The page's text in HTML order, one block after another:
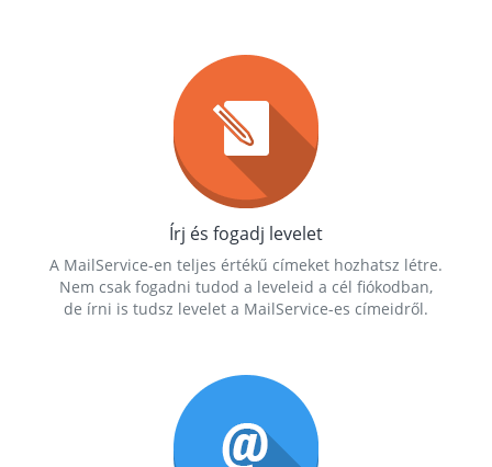
Írj és fogadj levelet
A MailService-en teljes értékű címeket hozhatsz létre.
Nem csak fogadni tudod a leveleid a cél fiókodban,
de írni is tudsz levelet a MailService-es címeidről.